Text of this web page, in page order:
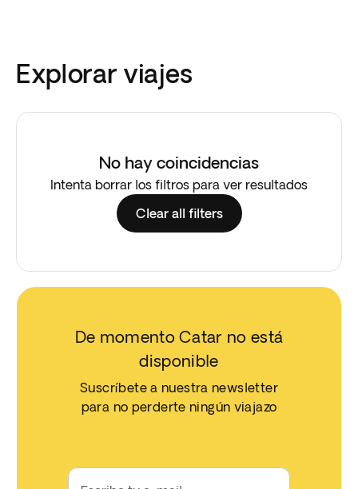
Explorar viajes
No hay coincidencias
Intenta borrar los filtros para ver resultados
Clear all filters
De momento Catar no está
disponible
Suscríbete a nuestra newsletter
para no perderte ningún viajazo